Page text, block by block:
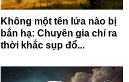
Không một tên lửa nào bị
bắn hạ: Chuyên gia chỉ ra
thời khắc sụp đổ...